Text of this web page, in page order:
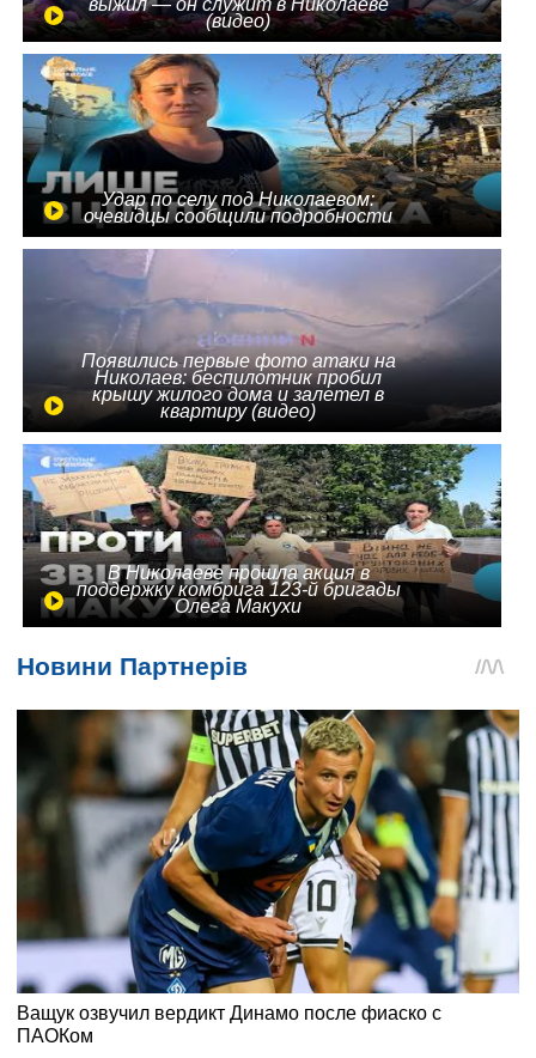
выжил — он служит в Николаеве
(видео)
Удар по селу под Николаевом:
очевидцы сообщили подробности
Появились первые фото атаки на
Николаев: беспилотник пробил
крышу жилого дома и залетел в
квартиру (видео)
В Николаеве прошла акция в
поддержку комбрига 123-й бригады
Олега Макухи